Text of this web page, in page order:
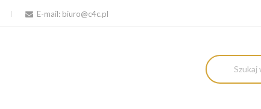
E-mail: biuro@c4c.pl